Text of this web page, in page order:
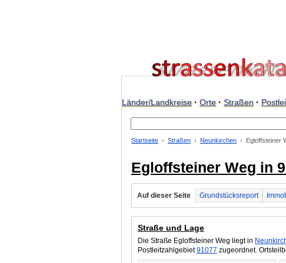
Länder/Landkreise· Orte· Straßen·
Startseite Straßen Neunkirchen Egloffsteiner
Egloffsteiner Weg in
Auf dieser Seite Grundstücksreport
Straße und Lage
Die Straße Egloffsteiner Weg liegt in
Postleitzahlgebiet91077 zugeordnet.